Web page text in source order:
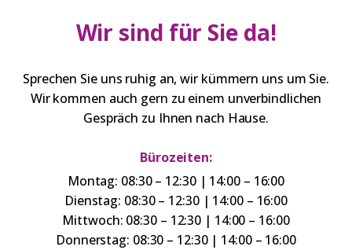
Wir sind für Sie da!
Sprechen Sie uns ruhig an, wir kümmern uns um Sie.
Wir kommen auch gern zu einem unverbindlichen
Gespräch zu Ihnen nach Hause.
Bürozeiten:
Montag: 08:30 – 12:30 | 14:00 – 16:00
Dienstag: 08:30 – 12:30 | 14:00 – 16:00
Mittwoch: 08:30 – 12:30 | 14:00 – 16:00
Donnerstag: 08:30 – 12:30 | 14:00 – 16:00